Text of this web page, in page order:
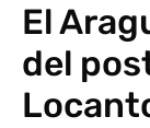
El
del